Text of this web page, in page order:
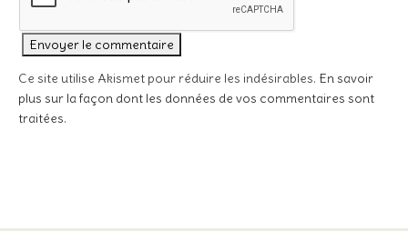
Ce site utilise Akismet pour réduire les indésirables. En savoir
plus sur la façon dont les données de vos commentaires sont
traitées.